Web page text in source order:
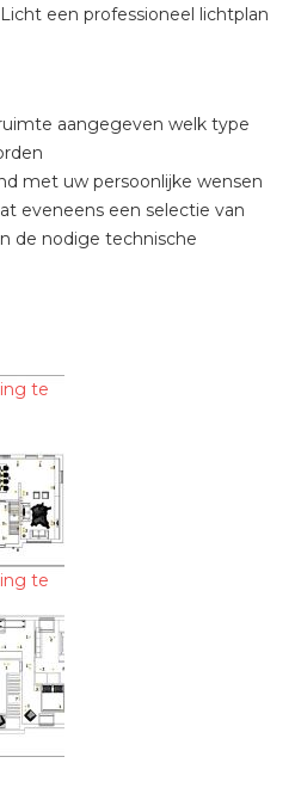
een professioneel lichtplan
aangegeven welk type
met uw persoonlijke wensen
eveneens een selectie van
de nodige technische